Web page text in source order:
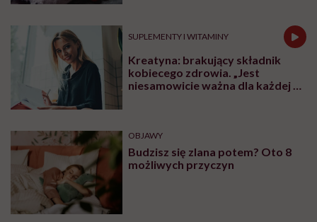
SUPLEMENTY I WITAMINY
Kreatyna: brakujący składnik
kobiecego zdrowia. „Jest
niesamowicie ważna dla każdej z
OBJAWY
Budzisz się zlana potem? Oto 8
możliwych przyczyn